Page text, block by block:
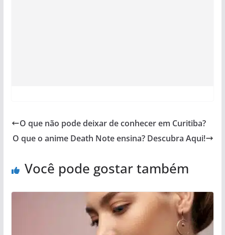
O que não pode deixar de conhecer em Curitiba?
O que o anime Death Note ensina? Descubra Aqui!
Você pode gostar também